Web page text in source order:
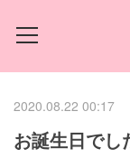
2020.08.22 00:17
お誕生日でし